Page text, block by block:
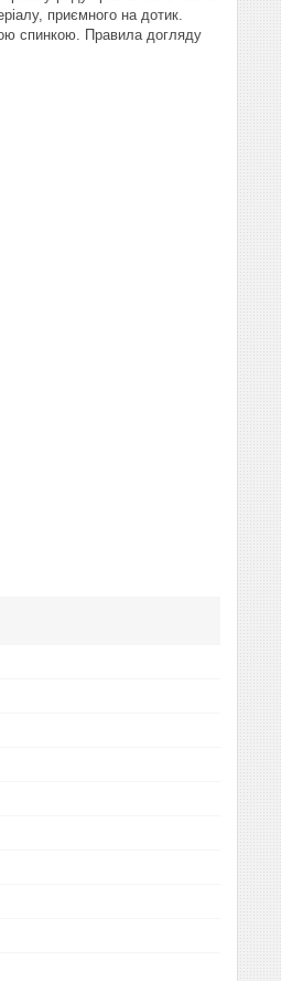
приємного на дотик.
спинкою. Правила догляду